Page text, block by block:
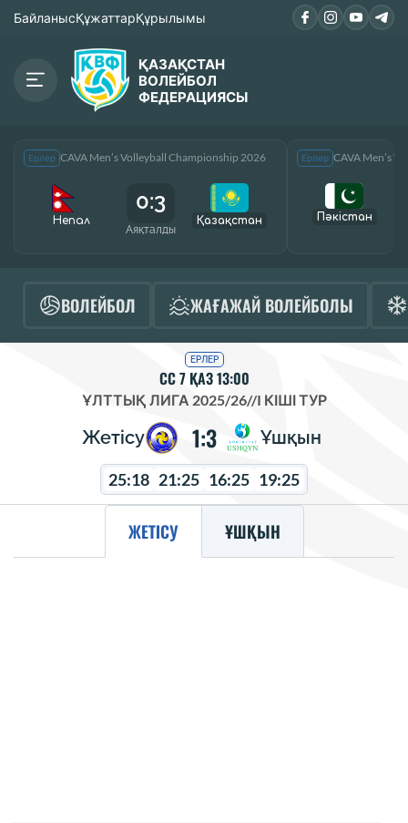
БайланысҚұжаттарҚұрылымы
ҚАЗАҚСТАН
ВОЛЕЙБОЛ
ФЕДЕРАЦИЯСЫ
Ерлер CAVA Men’s Volleyball Championship 2026
Непал
0:3
Аяқталды
Қазақcтан
Ерлер CAVA Men’s
Пәкістан
ВОЛЕЙБОЛ ЖАҒАЖАЙ ВОЛЕЙБОЛЫ
ЕРЛЕР
СС 7 ҚАЗ 13:00
ҰЛТТЫҚ ЛИГА 2025/26//I КІШІ ТУР
Жетісу 1:3 Ұшқын
25:18 21:25 16:25 19:25
ЖЕТІСУ ҰШҚЫН